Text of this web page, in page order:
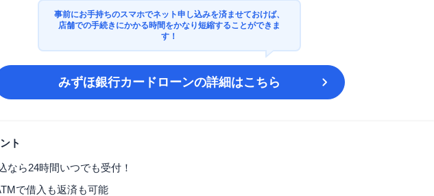
事前にお手持ちのスマホでネット申し込みを済ませておけば、
店舗での手続きにかかる時間をかなり短縮することができま
す！
みずほ銀行カードローンの詳細はこちら
ト
なら24時間いつでも受付！
で借入も返済も可能